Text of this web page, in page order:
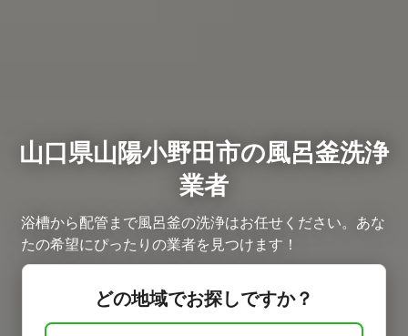
山口県山陽小野田市の風呂釜洗浄
業者
浴槽から配管まで風呂釜の洗浄はお任せください。あな
たの希望にぴったりの業者を見つけます！
どの地域でお探しですか？